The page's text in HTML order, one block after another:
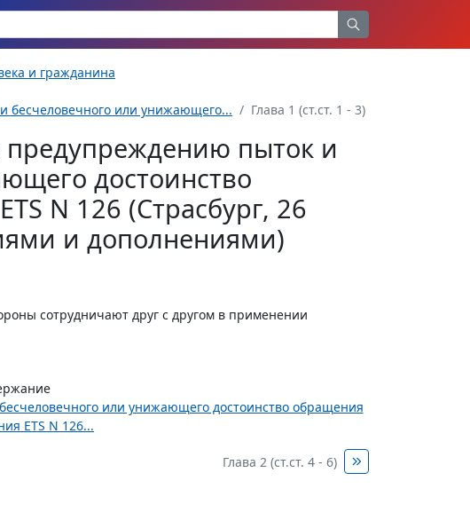
и гражданина
бесчеловечного или унижающего...
Глава 1 (ст.ст. 1 - 3)
предупреждению пыток и
достоинство
N 126 (Страсбург, 26
и дополнениями)
сотрудничают друг с другом в применении
или унижающего достоинство обращения
ETS N 126...
Глава 2 (ст.ст. 4 - 6)